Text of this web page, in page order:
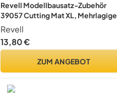
Revell Modellbausatz-Zubehör
39057 Cutting Mat XL, Mehrlagige
Schneidmatte mit Selbstheilenden
Eigenschaften, mit Hilfslinien und
Skalen für präzises Arbeiten, für
450 x 300 mm, Revell_39057
Revell
13,80 €
ZUM ANGEBOT